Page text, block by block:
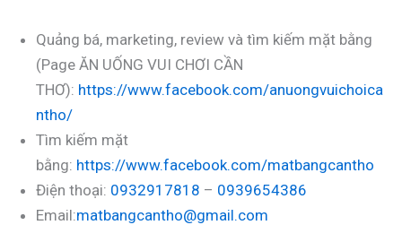
Quảng bá, marketing, review và tìm kiếm mặt bằng
(Page ĂN UỐNG VUI CHƠI CẦN
THƠ): https://www.facebook.com/anuongvuichoica
ntho/
Tìm kiếm mặt
bằng: https://www.facebook.com/matbangcantho
Điện thoại: 0932917818 – 0939654386
Email:matbangcantho@gmail.com